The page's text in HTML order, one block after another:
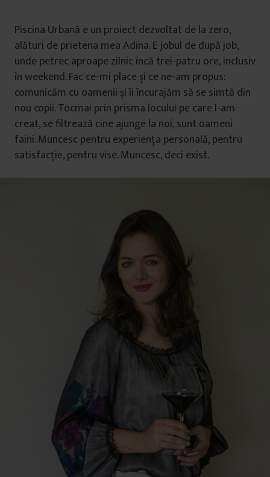
Piscina Urbană e un proiect dezvoltat de la zero,
alături de prietena mea Adina. E jobul de după job,
unde petrec aproape zilnic încă trei-patru ore, inclusiv
în weekend. Fac ce-mi place și ce ne-am propus:
comunicăm cu oamenii și îi încurajăm să se simtă din
nou copii. Tocmai prin prisma locului pe care l-am
creat, se filtrează cine ajunge la noi, sunt oameni
faini. Muncesc pentru experiența personală, pentru
satisfacție, pentru vise. Muncesc, deci exist.